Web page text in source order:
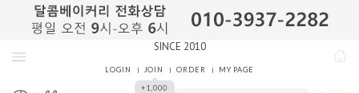
SINCE 2010
LOGIN JOIN
+1,000
ORDER MY PAGE